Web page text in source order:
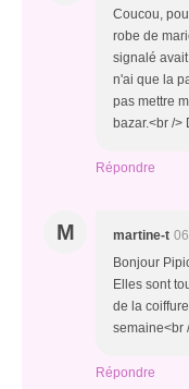
Coucou,
robe de
signalé
n'ai que la
pas mettre
bazar.<br />
Répondre
M martine-t
Bonjour
Elles sont
de la
semaine<br
Répondre